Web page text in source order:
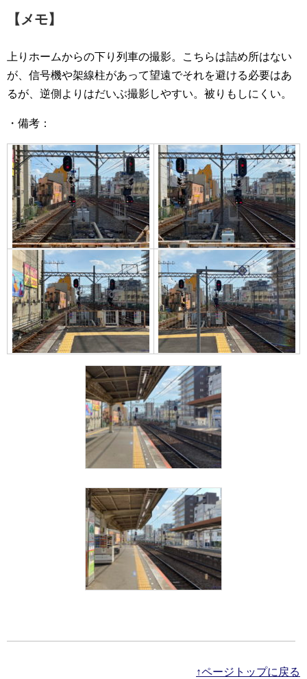
【メモ】
上りホームからの下り列車の撮影。こちらは詰め所はない
が、信号機や架線柱があって望遠でそれを避ける必要はあ
るが、逆側よりはだいぶ撮影しやすい。被りもしにくい。
・備考：
↑ページトップに戻る